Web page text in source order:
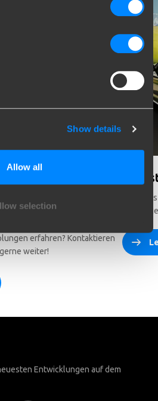
Show details
Allow all
selection
Auswahl des richtigen
erfahren? Kontaktieren
weiter!
Mehr
Entwicklungen auf dem